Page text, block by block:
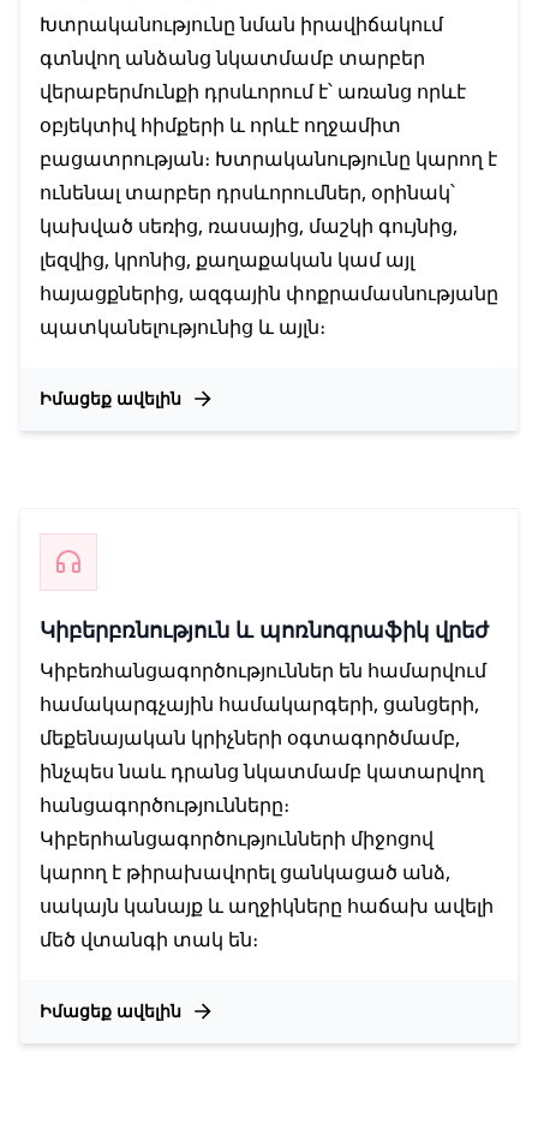
Խտրականությունը նման իրավիճակում
գտնվող անձանց նկատմամբ տարբեր
վերաբերմունքի դրսևորում է՝ առանց որևէ
օբյեկտիվ հիմքերի և որևէ ողջամիտ
բացատրության։ Խտրականությունը կարող է
ունենալ տարբեր դրսևորումներ, օրինակ՝
կախված սեռից, ռասայից, մաշկի գույնից,
լեզվից, կրոնից, քաղաքական կամ այլ
հայացքներից, ազգային փոքրամասնությանը
պատկանելությունից և այլն։
Իմացեք ավելին
Կիբերբռնություն և պոռնոգրաֆիկ վրեժ
Կիբեռհանցագործություններ են համարվում
համակարգչային համակարգերի, ցանցերի,
մեքենայական կրիչների օգտագործմամբ,
ինչպես նաև դրանց նկատմամբ կատարվող
հանցագործությունները։
Կիբերհանցագործությունների միջոցով
կարող է թիրախավորել ցանկացած անձ,
սակայն կանայք և աղջիկները հաճախ ավելի
մեծ վտանգի տակ են։
Իմացեք ավելին